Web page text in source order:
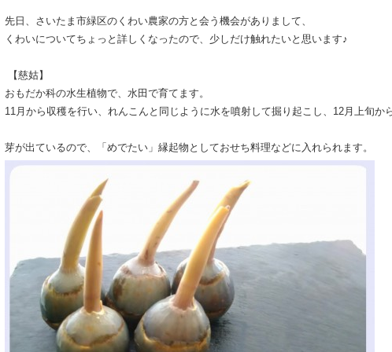
先日、さいたま市緑区のくわい農家の方と会う機会がありまして、
くわいについてちょっと詳しくなったので、少しだけ触れたいと思います♪
【慈姑】
おもだか科の水生植物で、水田で育てます。
11月から収穫を行い、れんこんと同じように水を噴射して掘り起こし、12月上旬か
芽が出ているので、「めでたい」縁起物としておせち料理などに入れられます。